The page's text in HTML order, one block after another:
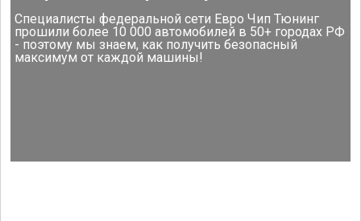
Специалисты федеральной сети Евро Чип Тюнинг
прошили более 10 000 автомобилей в 50+ городах РФ
- поэтому мы знаем, как получить безопасный
максимум от каждой машины!